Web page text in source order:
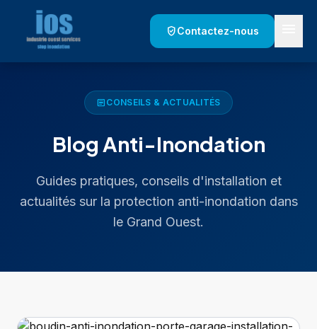
verified_userContactez-nous
article CONSEILS & ACTUALITÉS
Blog Anti-Inondation
Guides pratiques, conseils d'installation et
actualités sur la protection anti-inondation dans
le Grand Ouest.